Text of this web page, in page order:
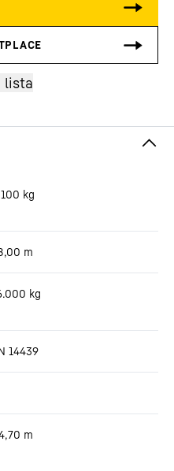
lista
kg
m
kg
14439
m